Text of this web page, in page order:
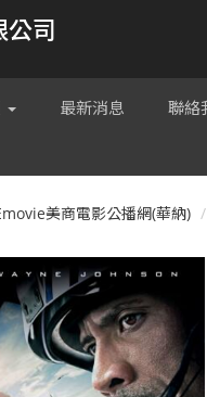
公司
最新消息 聯絡
美商電影公播網(華納)